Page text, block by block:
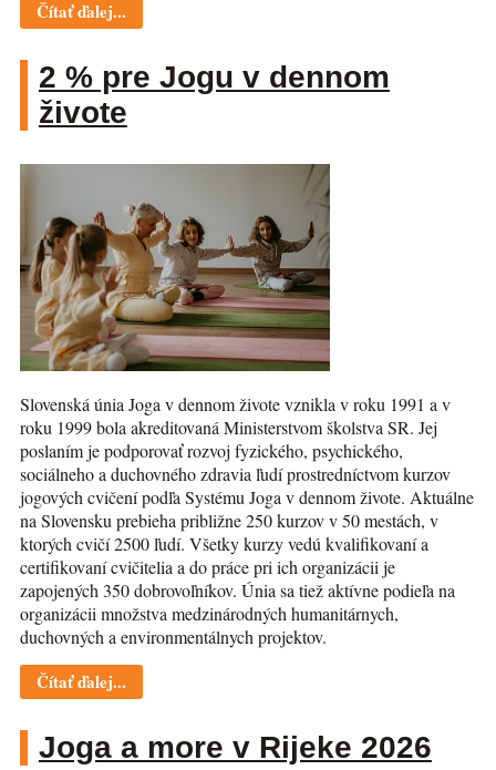
Čítať ďalej...
2 % pre Jogu v dennom
živote
Slovenská únia Joga v dennom živote vznikla v roku 1991 a v
roku 1999 bola akreditovaná Ministerstvom školstva SR. Jej
poslaním je podporovať rozvoj fyzického, psychického,
sociálneho a duchovného zdravia ľudí prostredníctvom kurzov
jogových cvičení podľa Systému Joga v dennom živote. Aktuálne
na Slovensku prebieha približne 250 kurzov v 50 mestách, v
ktorých cvičí 2500 ľudí. Všetky kurzy vedú kvalifikovaní a
certifikovaní cvičitelia a do práce pri ich organizácii je
zapojených 350 dobrovoľníkov. Únia sa tiež aktívne podieľa na
organizácii množstva medzinárodných humanitárnych,
duchovných a environmentálnych projektov.
Čítať ďalej...
Joga a more v Rijeke 2026